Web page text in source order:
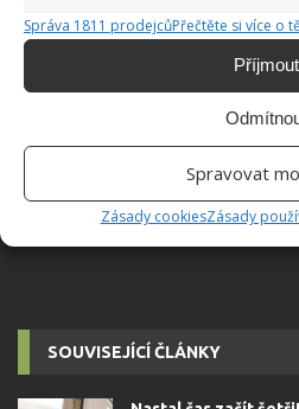
Správa 1811 prodejcůPřečtěte si více o
Příjmout
Spravovat
Zásady cookiesZásady
Jiří Kolář
SOUVISEJÍCÍ ČLÁNKY